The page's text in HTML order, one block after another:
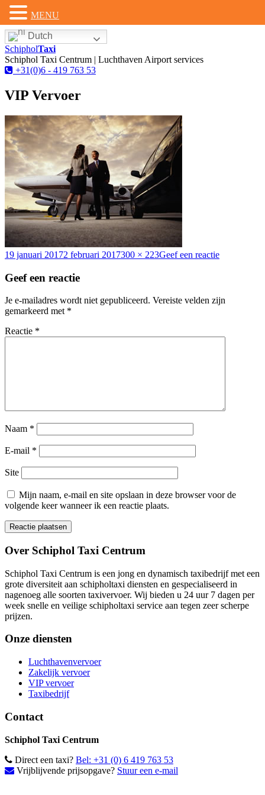
Spring
naar
inhoud
Dutch
SchipholTaxi
Schiphol Taxi Centrum | Luchthaven Airport services
+31(0)6 - 419 763 53
VIP Vervoer
Gepubliceerd
19 januari 20172 februari 2017Volledige
300 × 223Geef een reactieop
Geef een reactie
Je e-mailadres wordt niet gepubliceerd. Vereiste velden zijn
gemarkeerd met *
Reactie *
Naam *
E-mail *
Site
Mijn naam, e-mail en site opslaan in deze browser voor de
volgende keer wanneer ik een reactie plaats.
Footer
inhoud
Over Schiphol Taxi Centrum
Schiphol Taxi Centrum is een jong en dynamisch taxibedrijf met een
grote diversiteit aan schipholtaxi diensten en gespecialiseerd in
nagenoeg alle soorten taxivervoer. Wij bieden u 24 uur 7 dagen per
week snelle en veilige schipholtaxi service aan tegen zeer scherpe
prijzen.
Onze diensten
Luchthavenvervoer
Zakelijk vervoer
VIP vervoer
Taxibedrijf
Contact
Schiphol Taxi Centrum
Direct een taxi? Bel: +31 (0) 6 419 763 53
Vrijblijvende prijsopgave? Stuur een e-mail
MENU